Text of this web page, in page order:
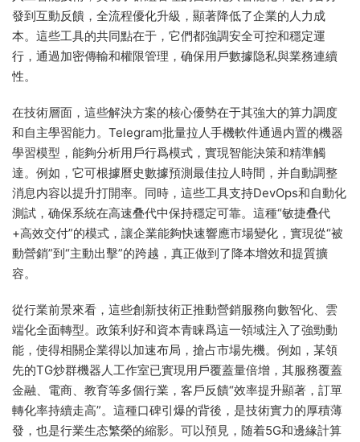
發到互動反饋，全流程優化升級，顯著降低了企業的人力成
本。這些工具的共同點在于，它們都強調安全可控和穩定運
行，通過加密傳輸和權限管理，确保用戶數據隐私與業務連續
性。
在技術層面，這些解決方案的核心優勢在于其強大的算力調度
和自主學習能力。Telegram批量拉人手機軟件通過内置的機器
學習模型，能夠分析用戶行爲模式，實現智能決策和精準觸
達。例如，它可根據曆史數據預測最佳拉人時間，并自動調整
消息内容以提升打開率。同時，這些工具支持DevOps和自動化
測試，确保系統在高速叠代中保持穩定可靠。這種“敏捷叠代
+高效交付”的模式，讓企業能夠快速響應市場變化，實現從“被
動營銷”到“主動出擊”的跨越，真正做到了降本增效和提質擴
容。
從行業前景來看，這些創新技術正推動營銷服務向數智化、雲
端化全面轉型。政策利好和資本青睐爲這一領域注入了強勁動
能，使得相關企業得以加速布局，搶占市場先機。例如，某領
先的TG炒群機器人工作室已實現用戶覆蓋量倍增，其服務覆蓋
金融、電商、教育等多個行業，客戶反饋“效率提升顯著，訂單
轉化率持續走高”。這種口碑引爆的背後，是技術實力的厚積薄
發，也是行業生态繁榮的縮影。可以預見，随着5G和邊緣計算